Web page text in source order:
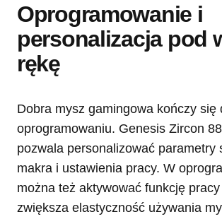
Oprogramowanie i
personalizacja pod
rękę
Dobra mysz gamingowa kończy się
oprogramowaniu. Genesis Zircon
pozwala personalizować parametry
makra i ustawienia pracy. W
można też aktywować funkcję
zwiększa elastyczność używania